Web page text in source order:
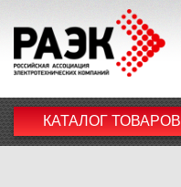
КАТАЛОГ ТОВАРОВ